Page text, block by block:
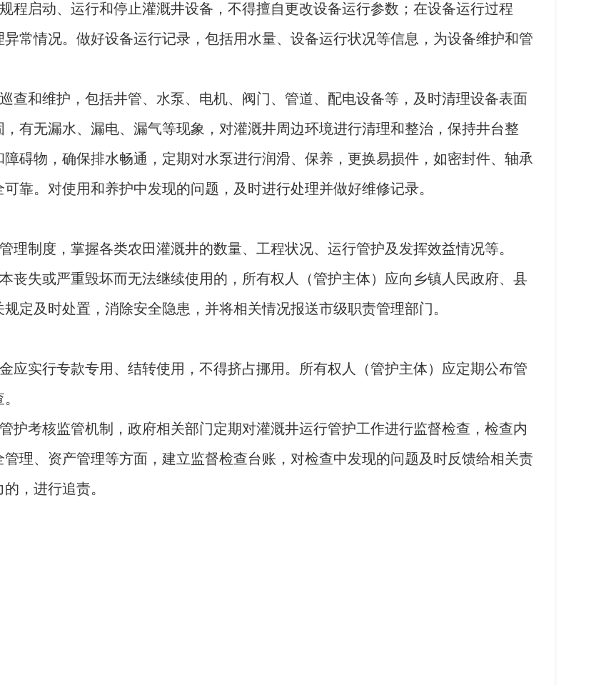
程启动、运行和停止灌溉井设备，不得擅自更改设备运行参数；在设备运行过程
常情况。做好设备运行记录，包括用水量、设备运行状况等信息，为设备维护和管
查和维护，包括井管、水泵、电机、阀门、管道、配电设备等，及时清理设备表面
有无漏水、漏电、漏气等现象，对灌溉井周边环境进行清理和整治，保持井台整
碍物，确保排水畅通，定期对水泵进行润滑、保养，更换易损件，如密封件、轴承
靠。对使用和养护中发现的问题，及时进行处理并做好维修记录。
理制度，掌握各类农田灌溉井的数量、工程状况、运行管护及发挥效益情况等。
丧失或严重毁坏而无法继续使用的，所有权人（管护主体）应向乡镇人民政府、县
定及时处置，消除安全隐患，并将相关情况报送市级职责管理部门。
应实行专款专用、结转使用，不得挤占挪用。所有权人（管护主体）应定期公布管
护考核监管机制，政府相关部门定期对灌溉井运行管护工作进行监督检查，检查内
理、资产管理等方面，建立监督检查台账，对检查中发现的问题及时反馈给相关责
，进行追责。